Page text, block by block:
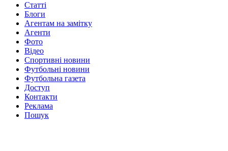
Статті
Блоги
Агентам на замітку
Агенти
Фото
Відео
Спортивні новини
Футбольні новини
Футбольна газета
Доступ
Контакти
Реклама
Пошук